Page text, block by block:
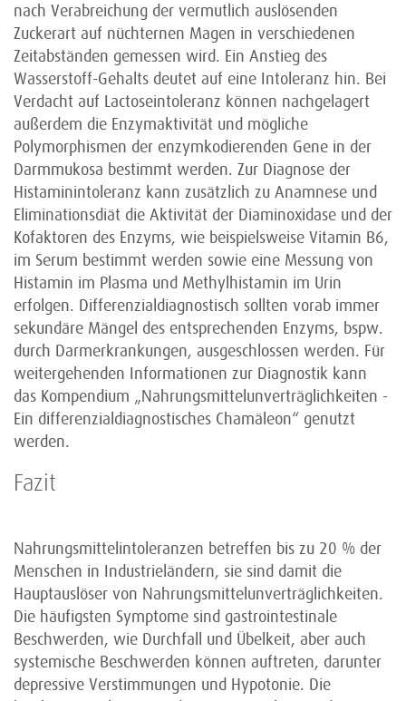
nach Verabreichung der vermutlich auslösenden
Zuckerart auf nüchternen Magen in verschiedenen
Zeitabständen gemessen wird. Ein Anstieg des
Wasserstoff-Gehalts deutet auf eine Intoleranz hin. Bei
Verdacht auf Lactoseintoleranz können nachgelagert
außerdem die Enzymaktivität und mögliche
Polymorphismen der enzymkodierenden Gene in der
Darmmukosa bestimmt werden. Zur Diagnose der
Histaminintoleranz kann zusätzlich zu Anamnese und
Eliminationsdiät die Aktivität der Diaminoxidase und der
Kofaktoren des Enzyms, wie beispielsweise Vitamin B6,
im Serum bestimmt werden sowie eine Messung von
Histamin im Plasma und Methylhistamin im Urin
erfolgen. Differenzialdiagnostisch sollten vorab immer
sekundäre Mängel des entsprechenden Enzyms, bspw.
durch Darmerkrankungen, ausgeschlossen werden. Für
weitergehenden Informationen zur Diagnostik kann
das Kompendium „Nahrungsmittelunverträglichkeiten -
Ein differenzialdiagnostisches Chamäleon“ genutzt
werden.
Fazit
Nahrungsmittelintoleranzen betreffen bis zu 20 % der
Menschen in Industrieländern, sie sind damit die
Hauptauslöser von Nahrungsmittelunverträglichkeiten.
Die häufigsten Symptome sind gastrointestinale
Beschwerden, wie Durchfall und Übelkeit, aber auch
systemische Beschwerden können auftreten, darunter
depressive Verstimmungen und Hypotonie. Die